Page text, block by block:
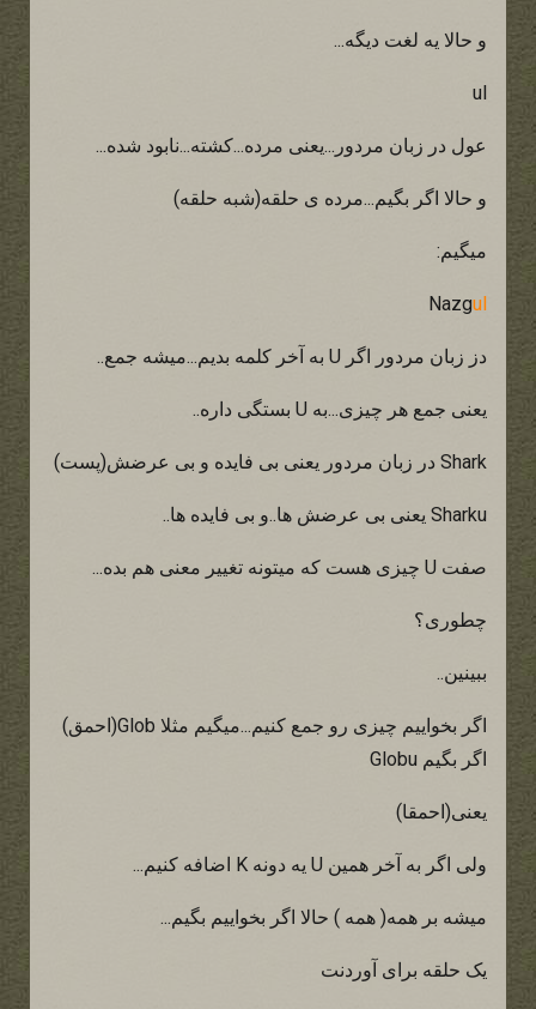
و حالا یه لغت دیگه...
ul
عول در زبان مردور...یعنی مرده...کشته...نابود شده...
و حالا اگر بگیم...مرده ی حلقه(شبه حلقه)
میگیم:
Nazgul
دز زبان مردور اگر U به آخر کلمه بدیم...میشه جمع..
یعنی جمع هر چیزی...به U بستگی داره..
Shark در زبان مردور یعنی بی فایده و بی عرضش(پست)
Sharku یعنی بی عرضش ها..و بی فایده ها..
صفت U چیزی هست که میتونه تغییر معنی هم بده...
چطوری؟
ببینین..
اگر بخواییم چیزی رو جمع کنیم...میگیم مثلا Glob(احمق)
اگر بگیم Globu
یعنی(احمقا)
ولی اگر به آخر همین U یه دونه K اضافه کنیم...
میشه بر همه( همه ) حالا اگر بخواییم بگیم...
یک حلقه برای آوردنت